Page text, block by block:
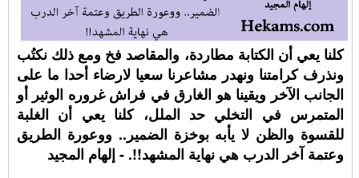
كلنا يعي أن الكتابة مطاردة، والمقاصد فخ ومع ذلك نكتُب
ونذرف كرامتنا ونهدر مشاعرنا سعيا لارضاء أحدا ما على
الجانب الآخر ويقينا هو الغارق في فراش غروره الوثير أو
المتمرس في التخلي حد الملل، كلنا يعي أن الغلبة
للقسوة والظن لا يأبه بوخزة الضمير.. ووعورة الطريق
وعتمة آخر الدرب هي نهاية المشهد!!. - إلهام المجيد